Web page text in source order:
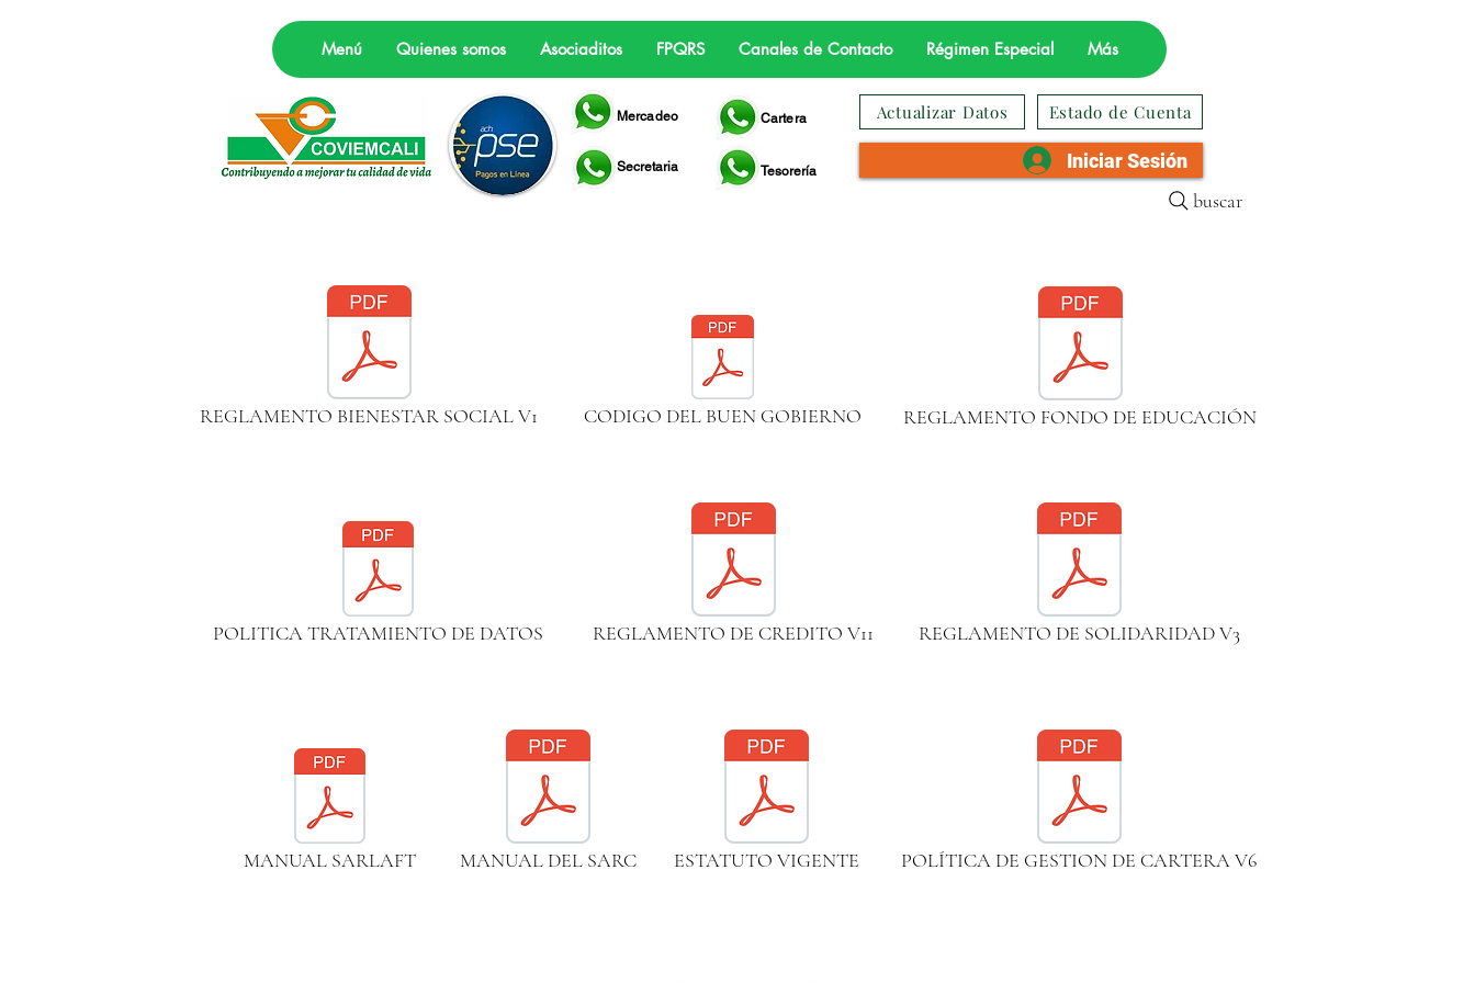
Menú Quienes somos Asociaditos FPQRS Canales de Contacto Régimen Especial Más
Mercadeo Cartera
Secretaria Tesorería
Actualizar Datos Estado de Cuenta
Iniciar Sesión
buscar
REGLAMENTO BIENESTAR SOCIAL V1
POLITICA TRATAMIENTO DE DATOS
MANUAL SARLAFT
CODIGO DEL BUEN GOBIERNO
REGLAMENTO DE CREDITO V11
MANUAL DEL SARC ESTATUTO VIGENTE
REGLAMENTO FONDO DE EDUCACIÓN
REGLAMENTO DE SOLIDARIDAD V3
POLÍTICA DE GESTION DE CARTERA V6